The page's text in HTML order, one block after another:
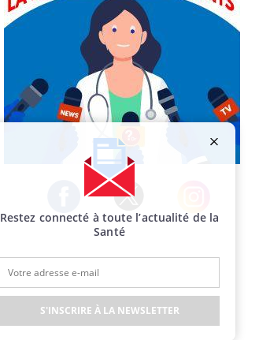
Facebook Twitter Instagram
Restez connecté à toute l’actualité de la
Santé
S'INSCRIRE À LA NEWSLETTER